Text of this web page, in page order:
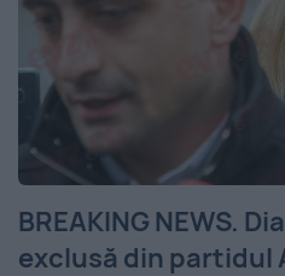
BREAKING NEWS.
exclusă din partidul